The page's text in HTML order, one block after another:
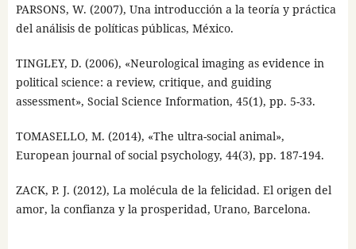
PARSONS, W. (2007), Una introducción a la teoría y práctica
del análisis de políticas públicas, México.
TINGLEY, D. (2006), «Neurological imaging as evidence in
political science: a review, critique, and guiding
assessment», Social Science Information, 45(1), pp. 5-33.
TOMASELLO, M. (2014), «The ultra-social animal»,
European journal of social psychology, 44(3), pp. 187-194.
ZACK, P. J. (2012), La molécula de la felicidad. El origen del
amor, la confianza y la prosperidad, Urano, Barcelona.